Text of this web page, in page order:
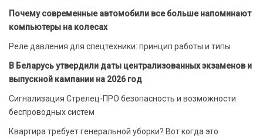
Почему современные автомобили все больше напоминают
компьютеры на колесах
Реле давления для спецтехники: принцип работы и типы
В Беларусь утвердили даты централизованных экзаменов и
выпускной кампании на 2026 год
Сигнализация Стрелец-ПРО безопасность и возможности
беспроводных систем
Квартира требует генеральной уборки? Вот когда это